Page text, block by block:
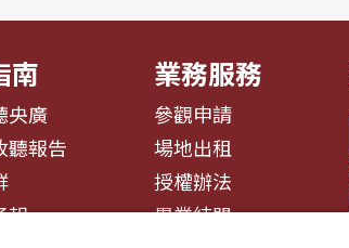
南
央廣
聽報告
報
業務服務
參觀申請
場地出租
授權辦法
異業結盟